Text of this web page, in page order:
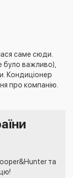
саме сюди.
було важливо),
Кондиціонер
про компанію.
та